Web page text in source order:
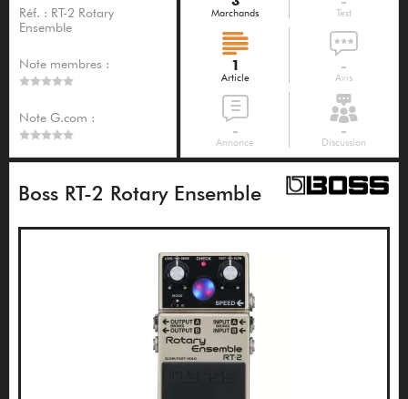
Réf. : RT-2 Rotary
Ensemble
Note membres :
Note G.com :
Marchands Test
1
Article
-
Avis
-
Annonce
-
Discussion
Boss RT-2 Rotary Ensemble